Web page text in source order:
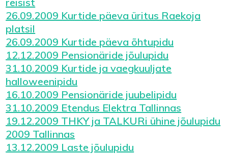
26.09.2009 Kurtide päeva üritus Raekoja
platsil
26.09.2009 Kurtide päeva õhtupidu
12.12.2009 Pensionäride jõulupidu
31.10.2009 Kurtide ja vaegkuuljate
halloweenipidu
16.10.2009 Pensionäride juubelipidu
31.10.2009 Etendus Elektra Tallinnas
19.12.2009 THKY ja TALKURi ühine jõulupidu
2009 Tallinnas
13.12.2009 Laste jõulupidu